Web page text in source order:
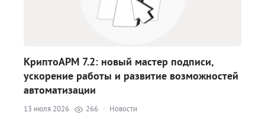
КриптоАРМ 7.2: новый мастер подписи,
ускорение работы и развитие возможностей
автоматизации
13 июля 2026 266 · Новости